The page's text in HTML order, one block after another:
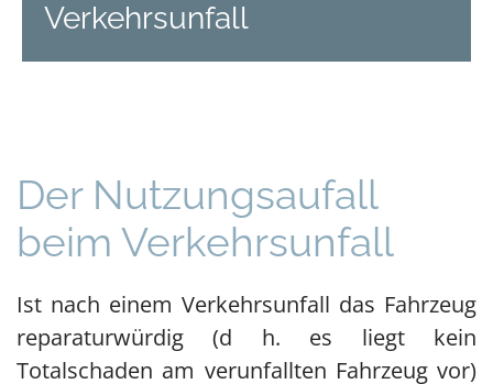
Verkehrsunfall
Der Nutzungsaufall
beim Verkehrsunfall
Ist nach einem Verkehrsunfall das Fahrzeug
reparaturwürdig (d h. es liegt kein
Totalschaden am verunfallten Fahrzeug vor)